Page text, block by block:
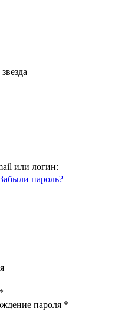
звeзда
или логин:
пароль?
пароля *